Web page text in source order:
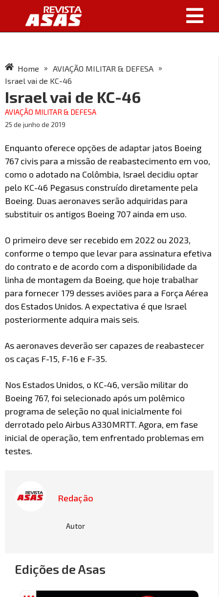
Home » AVIAÇÃO MILITAR & DEFESA »
Israel vai de KC-46
Israel vai de KC-46
AVIAÇÃO MILITAR & DEFESA
25 de junho de 2019
Enquanto oferece opções de adaptar jatos Boeing
767 civis para a missão de reabastecimento em voo,
como o adotado na Colômbia, Israel decidiu optar
pelo KC-46 Pegasus construído diretamente pela
Boeing. Duas aeronaves serão adquiridas para
substituir os antigos Boeing 707 ainda em uso.
O primeiro deve ser recebido em 2022 ou 2023,
conforme o tempo que levar para assinatura efetiva
do contrato e de acordo com a disponibilidade da
linha de montagem da Boeing, que hoje trabalhar
para fornecer 179 desses aviões para a Força Aérea
dos Estados Unidos. A expectativa é que Israel
posteriormente adquira mais seis.
As aeronaves deverão ser capazes de reabastecer
os caças F-15, F-16 e F-35.
Nos Estados Unidos, o KC-46, versão militar do
Boeing 767, foi selecionado após um polêmico
programa de seleção no qual inicialmente foi
derrotado pelo Airbus A330MRTT. Agora, em fase
inicial de operação, tem enfrentado problemas em
testes.
Redação
Autor
Edições de Asas